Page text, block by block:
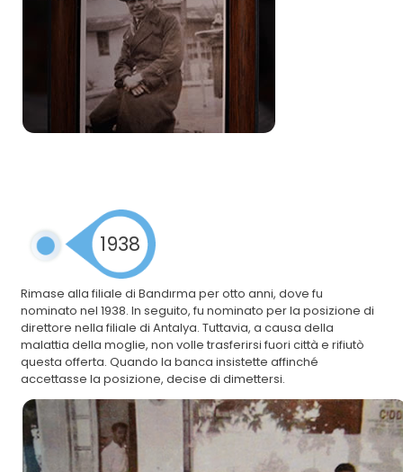
1938
Rimase alla filiale di Bandırma per otto anni, dove fu
nominato nel 1938. In seguito, fu nominato per la posizione di
direttore nella filiale di Antalya. Tuttavia, a causa della
malattia della moglie, non volle trasferirsi fuori città e rifiutò
questa offerta. Quando la banca insistette affinché
accettasse la posizione, decise di dimettersi.